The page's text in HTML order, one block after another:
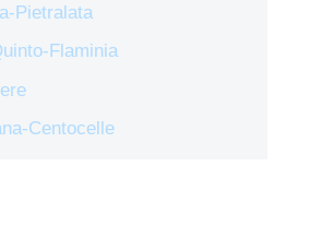
Pietralata
Flaminia
Centocelle